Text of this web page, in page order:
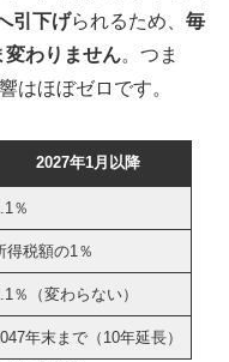
引下げられるため、 毎
変わりません。つま
はほぼゼロです。
2027年1月以降
％
得税額の1％
％（変わらない）
年末まで（10年延長）